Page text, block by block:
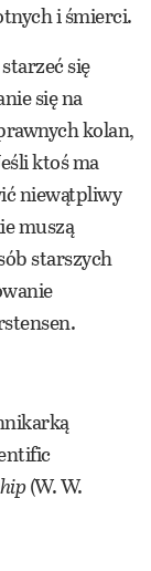
i śmierci.
się
się na
kolan,
ktoś ma
niewątpliwy
muszą
starszych
(W. W.